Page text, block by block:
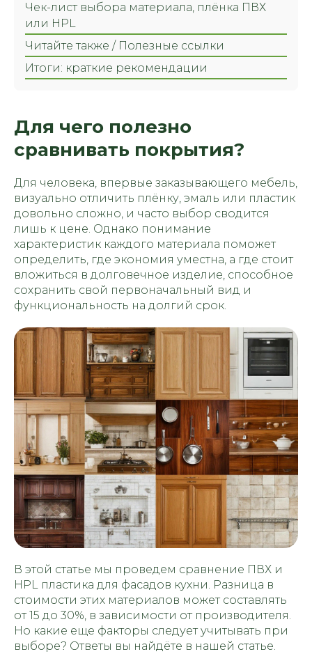
Чек-лист выбора материала, плёнка ПВХ
или HPL
Читайте также / Полезные ссылки
Итоги: краткие рекомендации
Для чего полезно
сравнивать покрытия?
Для человека, впервые заказывающего мебель,
визуально отличить плёнку, эмаль или пластик
довольно сложно, и часто выбор сводится
лишь к цене. Однако понимание
характеристик каждого материала поможет
определить, где экономия уместна, а где стоит
вложиться в долговечное изделие, способное
сохранить свой первоначальный вид и
функциональность на долгий срок.
В этой статье мы проведем сравнение ПВХ и
HPL пластика для фасадов кухни. Разница в
стоимости этих материалов может составлять
от 15 до 30%, в зависимости от производителя.
Но какие еще факторы следует учитывать при
выборе? Ответы вы найдёте в нашей статье.